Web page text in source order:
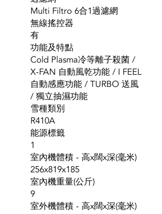
Multi Filtro 6合1過濾網
無線搖控器
有
功能及特點
Cold Plasma冷等離子殺菌 /
X-FAN 自動風乾功能 / I FEEL
自動感應功能 / TURBO 送風
/ 獨立抽濕功能
雪種類別
R410A
能源標籤
1
室內機體積 - 高x闊x深(毫米)
256x819x185
室內機重量(公斤)
9
室外機體積 - 高x闊x深(毫米)